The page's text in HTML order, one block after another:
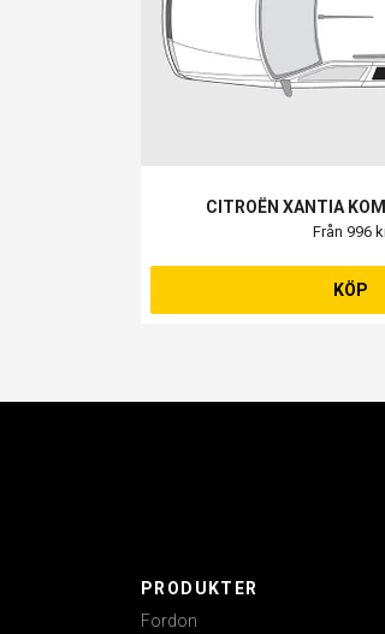
CITROËN XANTIA
Från 996
KÖP
PRODUKTER
Fordon